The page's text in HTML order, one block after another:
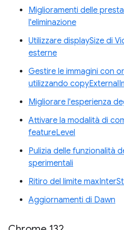
Miglioramenti delle
l'eliminazione
Utilizzare displaySize di
esterne
Gestire le immagini con
utilizzando
Migliorare l'esperienza
Attivare la modalità di
featureLevel
Pulizia delle funzionalità
sperimentali
Ritiro del limite
Aggiornamenti di Dawn